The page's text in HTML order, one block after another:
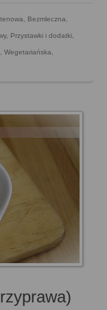
, Bezmleczna,
, Przystawki i dodatki,
, Wegetariańska,